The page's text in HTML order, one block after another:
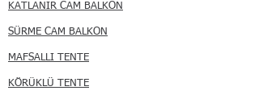
KATLANIR CAM BALKON
SÜRME CAM BALKON
MAFSALLI TENTE
KÖRÜKLÜ TENTE